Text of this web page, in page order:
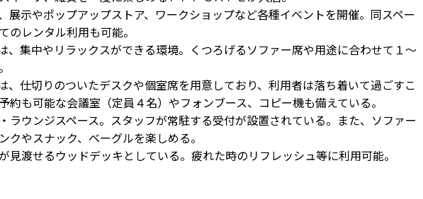
展示やポップアップストア、ワークショップなど各種イベントを開催。同スペー
のレンタル利用も可能。
、集中やリラックスができる環境。くつろげるソファー席や用途に合わせて１～
、仕切りのついたデスクや個室席を用意しており、利用者は落ち着いて過ごすこ
約も可能な会議室（定員４名）やフォンブース、コピー機も備えている。
ラウンジスペース。スタッフが常駐する受付が設置されている。また、ソファー
クやスナック、ベーグルを楽しめる。
見渡せるウッドデッキとしている。疲れた時のリフレッシュ等に利用可能。